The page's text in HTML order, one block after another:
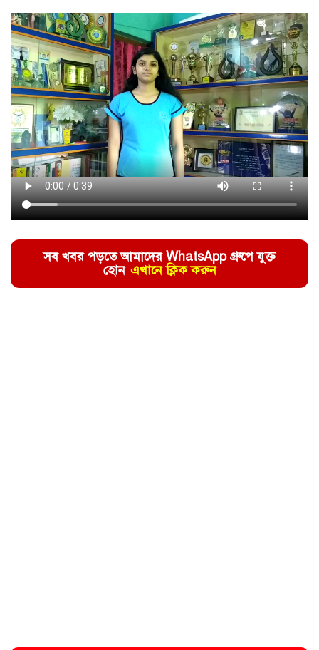
সব খবর পড়তে আমাদের WhatsApp গ্রুপে যুক্ত
হোন এখানে ক্লিক করুন